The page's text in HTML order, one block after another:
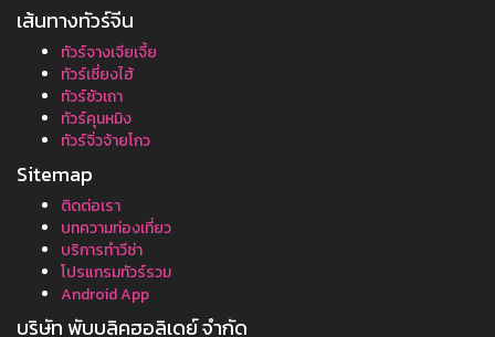
เส้นทางทัวร์จีน
ทัวร์จางเจียเจี้ย
ทัวร์เซี่ยงไฮ้
ทัวร์ซัวเถา
ทัวร์คุนหมิง
ทัวร์จิ่วจ้ายโกว
Sitemap
ติดต่อเรา
บทความท่องเที่ยว
บริการทำวีซ่า
โปรแกรมทัวร์รวม
Android App
บริษัท พับบลิคฮอลิเดย์ จำกัด